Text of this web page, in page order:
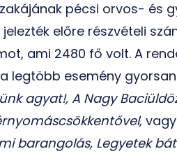
pécsi orvos- és
jelezték előre részvételi
ami 2480 fő volt. A
legtöbb esemény
agyat!, A Nagy
barangolás, Legyetek